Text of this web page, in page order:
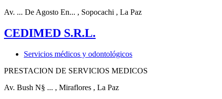
Av. ... De Agosto En... , Sopocachi , La Paz
CEDIMED S.R.L.
Servicios médicos y odontológicos
PRESTACION DE SERVICIOS MEDICOS
Av. Bush N§ ... , Miraflores , La Paz